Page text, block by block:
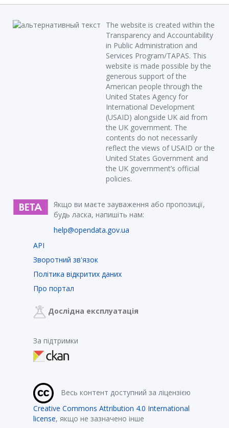
The website is created within the
Transparency and Accountability
in Public Administration and
Services Program/TAPAS. This
website is made possible by the
generous support of the
American people through the
United States Agency for
International Development
(USAID) alongside UK aid from
the UK government. The
contents do not necessarily
reflect the views of USAID or the
United States Government and
the UK government’s official
policies.
Якщо ви маєте зауваження або пропозиції,
будь ласка, напишіть нам:
help@opendata.gov.ua
API
Зворотний зв'язок
Політика відкритих даних
Про портал
Дослідна експлуатація
За підтримки
Весь контент доступний за ліцензією
Creative Commons Attribution 4.0 International
license, якщо не зазначено інше